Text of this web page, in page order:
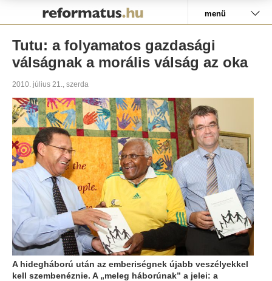
menü
Tutu: a folyamatos gazdasági
válságnak a morális válság az oka
2010. július 21., szerda
A hidegháború után az emberiségnek újabb veszélyekkel
kell szembenéznie. A „meleg háborúnak” a jelei: a